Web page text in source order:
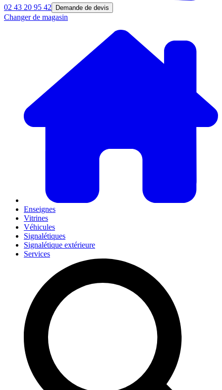
02 43 20 95 42 Demande de devis
Changer de magasin
Enseignes
Vitrines
Véhicules
Signalétiques
Signalétique extérieure
Services